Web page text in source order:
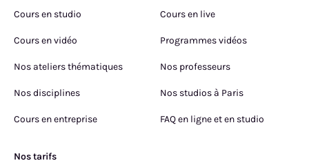
Cours en studio Cours en live
Cours en vidéo Programmes vidéos
Nos ateliers thématiques Nos professeurs
Nos disciplines Nos studios à Paris
Cours en entreprise FAQ en ligne et en studio
Nos tarifs